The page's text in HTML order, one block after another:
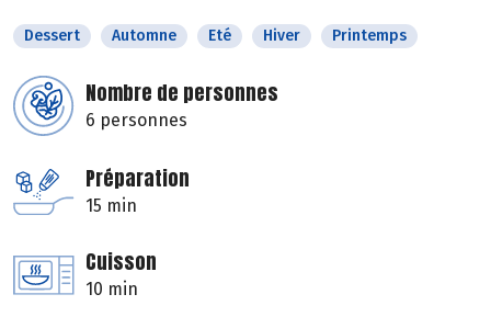
Dessert Automne Eté Hiver Printemps
Nombre de personnes
6 personnes
Préparation
15 min
Cuisson
10 min